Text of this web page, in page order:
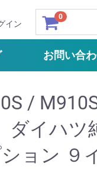
イン
0
お問い合
/
イハツ
ョン ９